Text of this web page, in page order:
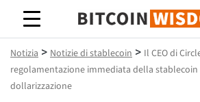
Saggezza Bitcoin
Notizia > Notizie di stablecoin > Il CEO di
regolamentazione immediata della
dollarizzazione